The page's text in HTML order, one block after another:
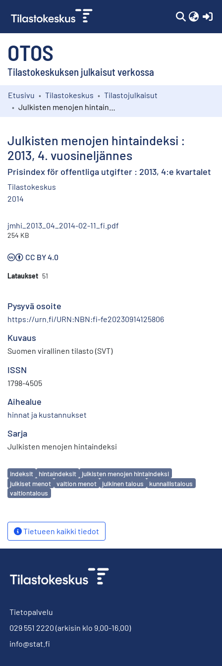
OTOS
Tilastokeskuksen julkaisut verkossa
Kokoelmat
Etusivu Tilastokeskus
Tilastojulkaisut
Julkisten menojen hintaindeksi :
2013, 4. vuosineljännes
Prisindex för offentliga utgifter : 2013, 4:e kvartalet
Tilastokeskus
2014
jmhi_2013_04_2014-02-11_fi.pdf
254 KB
CC BY 4.0
Lataukset 51
Pysyvä osoite
https://urn.fi/URN:NBN:fi-fe20230914125806
Kuvaus
Suomen virallinen tilasto (SVT)
ISSN
1798-4505
Aihealue
hinnat ja kustannukset
Sarja
Julkisten menojen hintaindeksi
Avainsanat
indeksit hintaindeksit
julkisten menojen hintaindeksi
julkiset menot
valtion menot julkinen talous
kunnallistalous
valtiontalous
Tietueen kaikki tiedot
Tietopalvelu
029 551 2220 (arkisin klo 9.00-16.00)
info@stat.fi